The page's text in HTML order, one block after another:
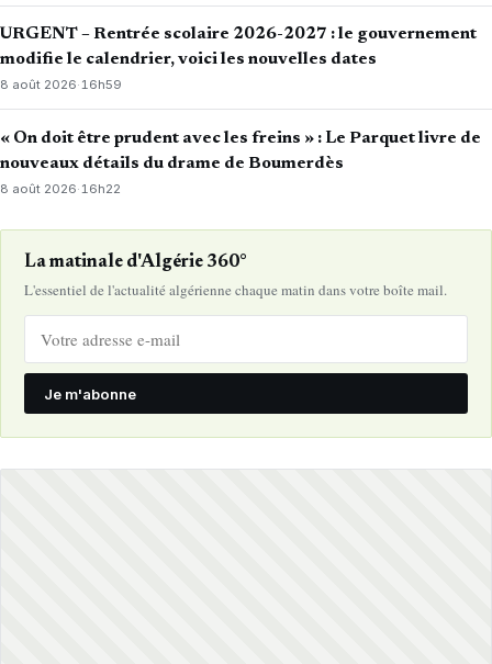
URGENT – Rentrée scolaire 2026-2027 : le gouvernement
modifie le calendrier, voici les nouvelles dates
8 août 2026·16h59
« On doit être prudent avec les freins » : Le Parquet livre de
nouveaux détails du drame de Boumerdès
8 août 2026· 16h22
La matinale d'Algérie 360°
L'essentiel de l'actualité algérienne chaque matin dans votre boîte mail.
Je m'abonne